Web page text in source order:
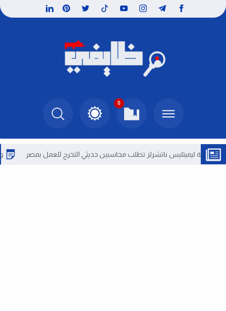
0
ناتشرلز تطلب محاسبين حديثي التخرج للعمل بمصر وظائف